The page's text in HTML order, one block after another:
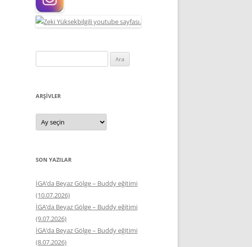
ARŞIVLER
Arşivler
SON YAZILAR
İGA’da Beyaz Gölge – Buddy eğitimi
(10.07.2026)
İGA’da Beyaz Gölge – Buddy eğitimi
(9.07.2026)
İGA’da Beyaz Gölge – Buddy eğitimi
(8.07.2026)